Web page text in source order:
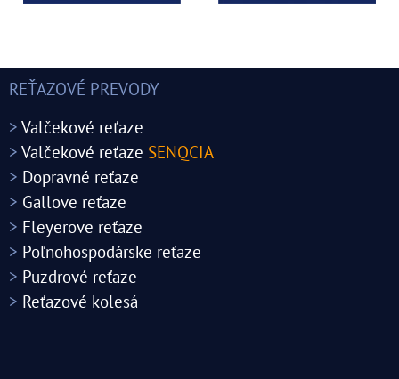
REŤAZOVÉ PREVODY
> Valčekové reťaze
> Valčekové reťaze SENQCIA
> Dopravné reťaze
> Gallove reťaze
> Fleyerove reťaze
> Poľnohospodárske reťaze
> Puzdrové reťaze
> Reťazové kolesá